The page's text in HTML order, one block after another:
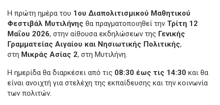
Η πρώτη ημέρα του 1ου Διαπολιτισμικού Μαθητικού
Φεστιβάλ Μυτιλήνης θα πραγματοποιηθεί την Τρίτη 12
Μαΐου 2026, στην αίθουσα εκδηλώσεων της Γενικής
Γραμματείας Αιγαίου και Νησιωτικής Πολιτικής,
στη Μικράς Ασίας 2, στη Μυτιλήνη.
Η ημερίδα θα διαρκέσει από τις 08:30 έως τις 14:30 και θα
είναι ανοιχτή για στελέχη της εκπαίδευσης και την κοινωνία
των πολιτών.